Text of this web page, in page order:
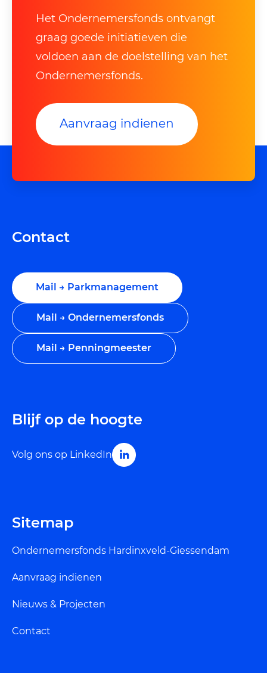
Het Ondernemersfonds ontvangt
graag goede initiatieven die
voldoen aan de doelstelling van het
Ondernemersfonds.
Aanvraag indienen
Contact
Mail → Parkmanagement
Mail → Ondernemersfonds
Mail → Penningmeester
Blijf op de hoogte
Volg ons op LinkedIn
Sitemap
Ondernemersfonds Hardinxveld-Giessendam
Aanvraag indienen
Nieuws & Projecten
Contact